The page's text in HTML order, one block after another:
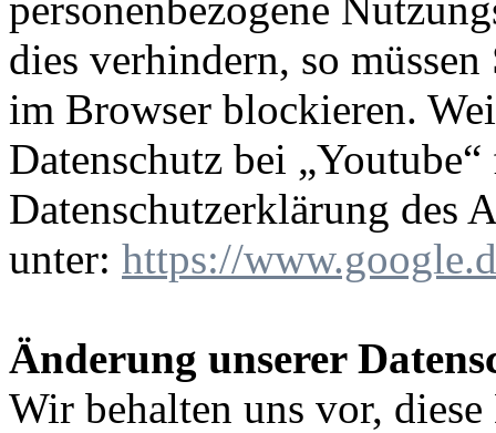
dies verhindern, so
im Browser blockieren.
Datenschutz bei
Datenschutzerklärung des
unter: https://
Änderung unserer
Wir behalten uns vor,